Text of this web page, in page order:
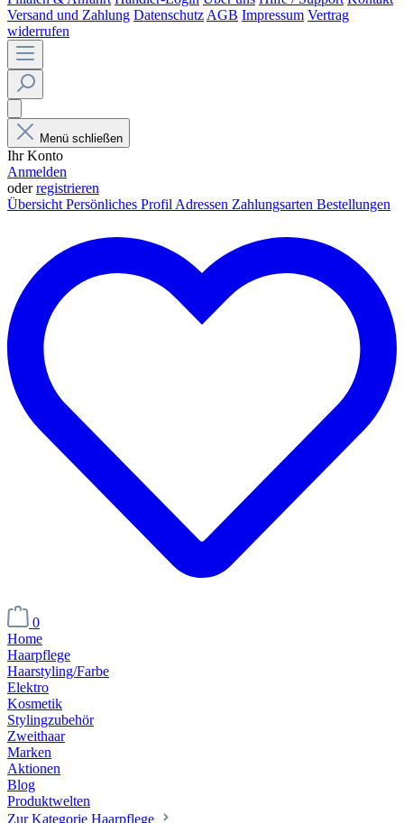
Versand und Zahlung Datenschutz AGB Impressum Vertrag
widerrufen
Menü schließen
Ihr Konto
Anmelden
oderregistrieren
Übersicht Persönliches Profil Adressen Zahlungsarten Bestellungen
0
Home
Haarpflege
Haarstyling/Farbe
Elektro
Kosmetik
Stylingzubehör
Zweithaar
Marken
Aktionen
Blog
Produktwelten
Zur Kategorie Haarpflege